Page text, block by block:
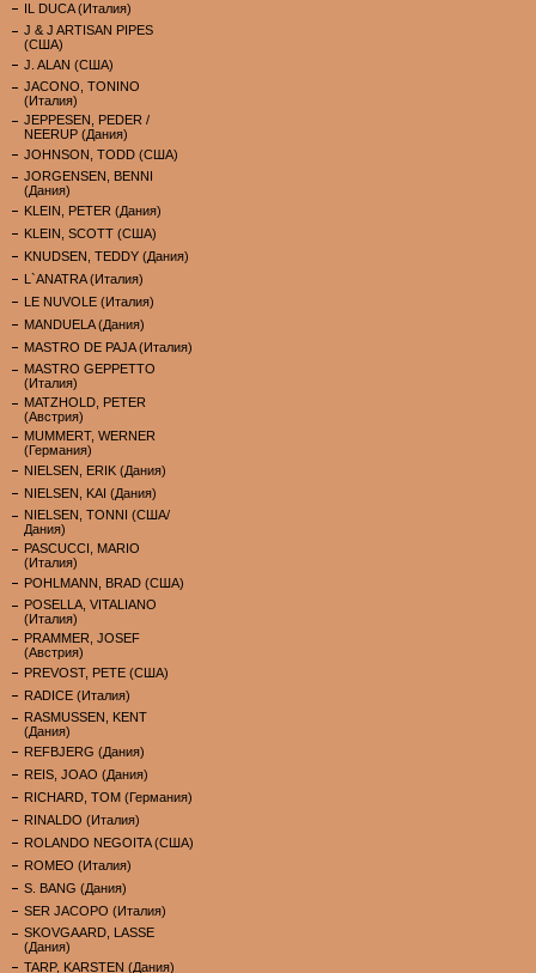
IL DUCA (Италия)
J & J ARTISAN PIPES
(США)
J. ALAN (США)
JACONO, TONINO
(Италия)
JEPPESEN, PEDER /
NEERUP (Дания)
JOHNSON, TODD (США)
JORGENSEN, BENNI
(Дания)
KLEIN, PETER (Дания)
KLEIN, SCOTT (США)
KNUDSEN, TEDDY (Дания)
L`ANATRA (Италия)
LE NUVOLE (Италия)
MANDUELA (Дания)
MASTRO DE PAJA (Италия)
MASTRO GEPPETTO
(Италия)
MATZHOLD, PETER
(Австрия)
MUMMERT, WERNER
(Германия)
NIELSEN, ERIK (Дания)
NIELSEN, KAI (Дания)
NIELSEN, TONNI (США/
Дания)
PASCUCCI, MARIO
(Италия)
POHLMANN, BRAD (США)
POSELLA, VITALIANO
(Италия)
PRAMMER, JOSEF
(Австрия)
PREVOST, PETE (США)
RADICE (Италия)
RASMUSSEN, KENT
(Дания)
REFBJERG (Дания)
REIS, JOAO (Дания)
RICHARD, TOM (Германия)
RINALDO (Италия)
ROLANDO NEGOITA (США)
ROMEO (Италия)
S. BANG (Дания)
SER JACOPO (Италия)
SKOVGAARD, LASSE
(Дания)
TARP, KARSTEN (Дания)